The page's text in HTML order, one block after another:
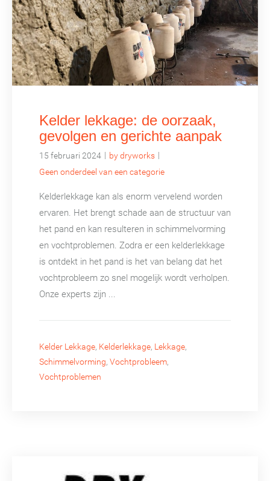
Kelder lekkage: de oorzaak,
gevolgen en gerichte aanpak
15 februari 2024 | by dryworks |
Geen onderdeel van een categorie
Kelderlekkage kan als enorm vervelend worden
ervaren. Het brengt schade aan de structuur van
het pand en kan resulteren in schimmelvorming
en vochtproblemen. Zodra er een kelderlekkage
is ontdekt in het pand is het van belang dat het
vochtprobleem zo snel mogelijk wordt verholpen.
Onze experts zijn ...
Kelder Lekkage, Kelderlekkage, Lekkage,
Schimmelvorming, Vochtprobleem,
Vochtproblemen